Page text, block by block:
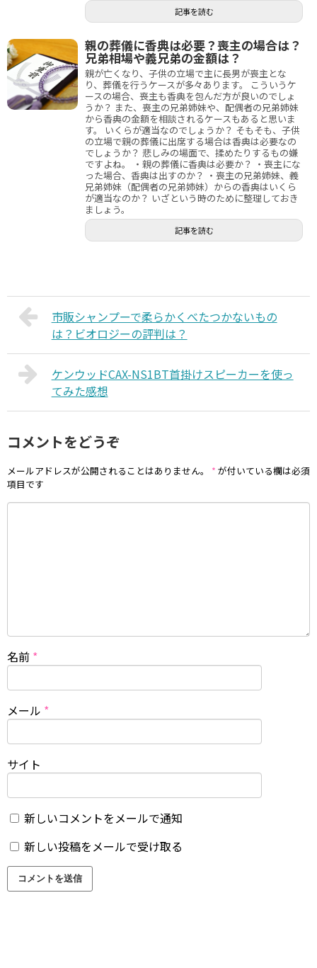
記事を読む
親の葬儀に香典は必要？喪主の場合は？
兄弟相場や義兄弟の金額は？
親が亡くなり、子供の立場で主に長男が喪主とな
り、葬儀を行うケースが多々あります。 こういうケ
ースの場合、喪主も香典を包んだ方が良いのでしょ
うか？ また、喪主の兄弟姉妹や、配偶者の兄弟姉妹
から香典の金額を相談されるケースもあると思いま
す。 いくらが適当なのでしょうか？ そもそも、子供
の立場で親の葬儀に出席する場合は香典は必要なの
でしょうか？ 悲しみの場面で、揉めたりするもの嫌
ですよね。 ・親の葬儀に香典は必要か？ ・喪主にな
った場合、香典は出すのか？ ・喪主の兄弟姉妹、義
兄弟姉妹（配偶者の兄弟姉妹）からの香典はいくら
が適当なのか？ いざという時のために整理しておき
ましょう。
記事を読む
市販シャンプーで柔らかくべたつかないもの
は？ビオロジーの評判は？
ケンウッドCAX-NS1BT首掛けスピーカーを使っ
てみた感想
コメントをどうぞ
メールアドレスが公開されることはありません。 * が付いている欄は必須
項目です
名前 *
メール *
サイト
新しいコメントをメールで通知
新しい投稿をメールで受け取る